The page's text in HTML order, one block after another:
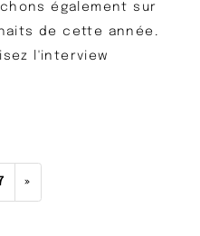
également sur
de cette année.
l'interview
»